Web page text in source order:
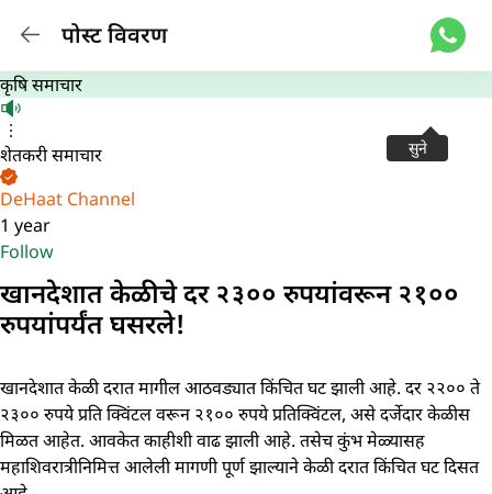
पोस्ट विवरण
सुने
कृषि समाचार
शेतकरी समाचार
DeHaat Channel
1 year
Follow
खानदेशात केळीचे दर २३०० रुपयांवरून २१००
रुपयांपर्यंत घसरले!
खानदेशात केळी दरात मागील आठवड्यात किंचित घट झाली आहे. दर २२०० ते
२३०० रुपये प्रति क्विंटल वरून २१०० रुपये प्रतिक्विंटल, असे दर्जेदार केळीस
मिळत आहेत. आवकेत काहीशी वाढ झाली आहे. तसेच कुंभ मेळ्यासह
महाशिवरात्रीनिमित्त आलेली मागणी पूर्ण झाल्याने केळी दरात किंचित घट दिसत